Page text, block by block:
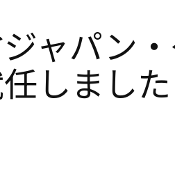
ャパン
しました